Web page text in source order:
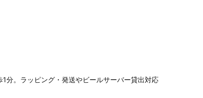
分。ラッピング・発送やビールサーバー貸出対応